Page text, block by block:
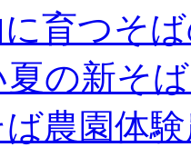
育つそ
の新そ
農園体